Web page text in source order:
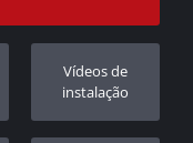
Vídeos de
instalação